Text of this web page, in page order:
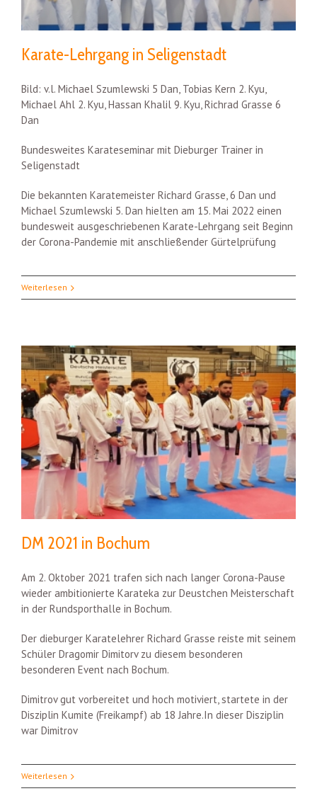
Karate-Lehrgang in Seligenstadt
Bild: v.l. Michael Szumlewski 5 Dan, Tobias Kern 2. Kyu,
Michael Ahl 2. Kyu, Hassan Khalil 9. Kyu, Richrad Grasse 6
Dan
Bundesweites Karateseminar mit Dieburger Trainer in
Seligenstadt
Die bekannten Karatemeister Richard Grasse, 6 Dan und
Michael Szumlewski 5. Dan hielten am 15. Mai 2022 einen
bundesweit ausgeschriebenen Karate-Lehrgang seit Beginn
der Corona-Pandemie mit anschließender Gürtelprüfung
Weiterlesen
DM 2021 in Bochum
Am 2. Oktober 2021 trafen sich nach langer Corona-Pause
wieder ambitionierte Karateka zur Deustchen Meisterschaft
in der Rundsporthalle in Bochum.
Der dieburger Karatelehrer Richard Grasse reiste mit seinem
Schüler Dragomir Dimitorv zu diesem besonderen
besonderen Event nach Bochum.
Dimitrov gut vorbereitet und hoch motiviert, startete in der
Disziplin Kumite (Freikampf) ab 18 Jahre.In dieser Disziplin
war Dimitrov
Weiterlesen